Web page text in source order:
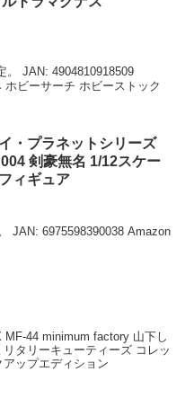
。 JAN: 4904810918509
ビーサーチ ホビーストック
・プラネットシリーズ
剣豪無名 1/12スケー
ィギュア
JAN: 6975598390038 Amazon
MF-44 minimum factory 山下し
リタリーキューティーズ コレッ
アップエディション